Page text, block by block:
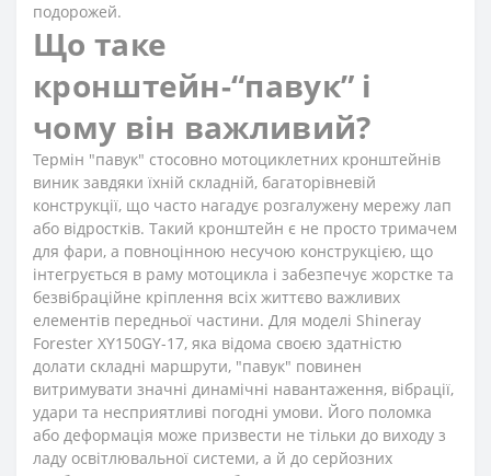
подорожей.
Що таке
кронштейн-“павук” і
чому він важливий?
Термін "павук" стосовно мотоциклетних кронштейнів
виник завдяки їхній складній, багаторівневій
конструкції, що часто нагадує розгалужену мережу лап
або відростків. Такий кронштейн є не просто тримачем
для фари, а повноцінною несучою конструкцією, що
інтегрується в раму мотоцикла і забезпечує жорстке та
безвібраційне кріплення всіх життєво важливих
елементів передньої частини. Для моделі Shineray
Forester XY150GY-17, яка відома своєю здатністю
долати складні маршрути, "павук" повинен
витримувати значні динамічні навантаження, вібрації,
удари та несприятливі погодні умови. Його поломка
або деформація може призвести не тільки до виходу з
ладу освітлювальної системи, а й до серйозних